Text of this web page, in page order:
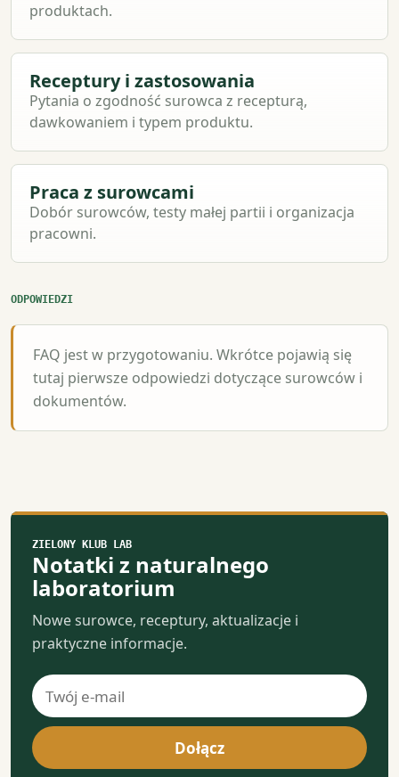
produktach.
Receptury i zastosowania
Pytania o zgodność surowca z recepturą,
dawkowaniem i typem produktu.
Praca z surowcami
Dobór surowców, testy małej partii i organizacja
pracowni.
ODPOWIEDZI
FAQ jest w przygotowaniu. Wkrótce pojawią się
tutaj pierwsze odpowiedzi dotyczące surowców i
dokumentów.
ZIELONY KLUB LAB
Notatki z naturalnego
laboratorium
Nowe surowce, receptury, aktualizacje i
praktyczne informacje.
Adres
e-
mail
Dołącz